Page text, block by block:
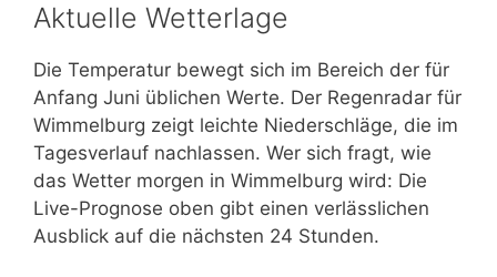
Aktuelle Wetterlage
Die Temperatur bewegt sich im Bereich der für
Anfang Juni üblichen Werte. Der Regenradar für
Wimmelburg zeigt leichte Niederschläge, die im
Tagesverlauf nachlassen. Wer sich fragt, wie
das Wetter morgen in Wimmelburg wird: Die
Live-Prognose oben gibt einen verlässlichen
Ausblick auf die nächsten 24 Stunden.